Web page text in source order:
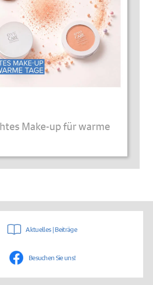
Make-up für warme
Aktuelles | Beiträge
Besuchen Sie uns!